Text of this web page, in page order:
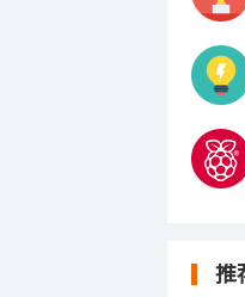
推